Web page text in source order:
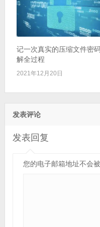
记一次真实的压缩文件密
解全过程
2021年12月20日
发表评论
发表回复
您的电子邮箱地址不会被